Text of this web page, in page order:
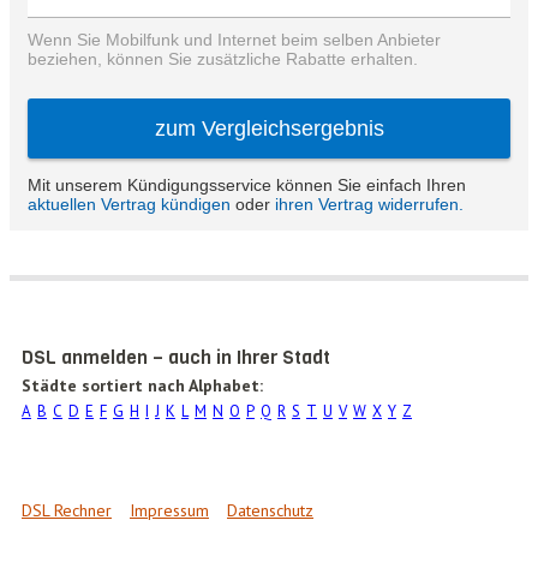
DSL anmelden – auch in Ihrer Stadt
Städte sortiert nach Alphabet:
A B C D E F G H I J K L M N O P Q R S T U V W X Y Z
DSL Rechner Impressum Datenschutz